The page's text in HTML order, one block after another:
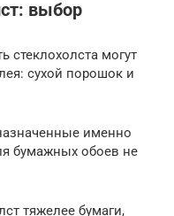
выбор
стеклохолста могут
сухой порошок и
именно
бумажных обоев не
тяжелее бумаги,